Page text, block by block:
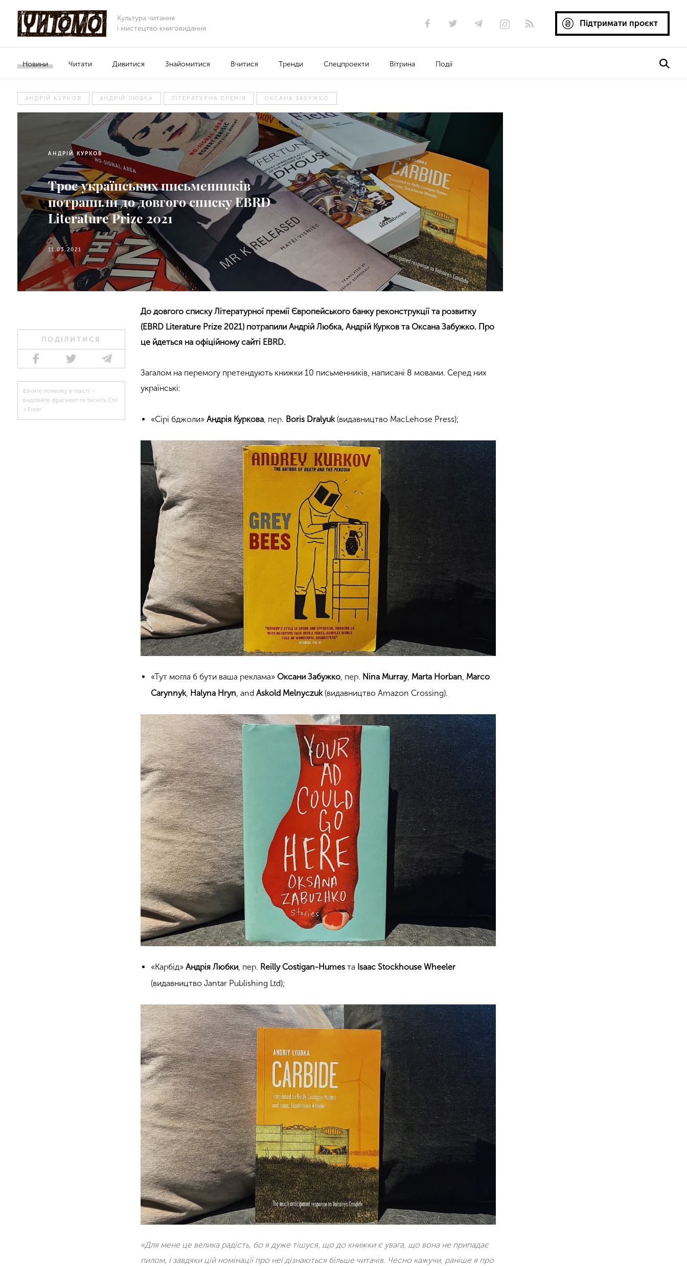
Культура читання
і мистецтво книговидання
Підтримати проєкт
Новини Читати Дивитися Знайомитися Вчитися Тренди Спецпроекти Вітрина Події
АНДРІЙ КУРКОВ АНДРІЙ ЛЮБКА ЛІТЕРАТУРНА ПРЕМІЯ ОКСАНА ЗАБУЖКО
АНДРІЙ КУРКОВ
Троє українських письменників
потрапили до довгого списку EBRD
Literature Prize 2021
11.03.2021
ПОДІЛИТИСЯ
Бачите помилку в тексті —
виділяйте фрагмент та тисніть Ctrl
+ Enter
До довгого списку Літературної премії Європейського банку реконструкції та розвитку
(EBRD Literature Prize 2021) потрапили Андрій Любка, Андрій Курков та Оксана Забужко. Про
це йдеться на офіційному сайті EBRD.
Загалом на перемогу претендують книжки 10 письменників, написані 8 мовами. Серед них
українські:
«Сірі бджоли»Андрія Куркова, пер. Boris Dralyuk(видавництво MacLehose Press);
«Тут могла б бути ваша реклама» Оксани Забужко, пер. Nina Murray, Marta Horban, Marco
Carynnyk, Halyna Hryn, andAskold Melnyczuk(видавництво Amazon Crossing).
«Карбід»Андрія Любки , пер. Reilly Costigan-Humes та Isaac Stockhouse Wheeler
(видавництво Jantar Publishing Ltd);
«Для мене це велика радість, бо я дуже тішуся, що до книжки є увага, що вона не припадає
пилом, і завдяки цій номінації про неї дізнаються більше читачів. Чесно кажучи, раніше я про